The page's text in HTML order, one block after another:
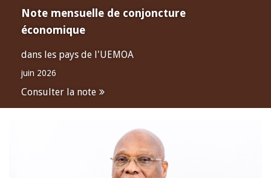
Note mensuelle de conjoncture
économique
dans les pays de l'UEMOA
juin 2026
Consulter la note